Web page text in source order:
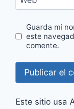
Guarda mi
este
comente.
Este sitio usa